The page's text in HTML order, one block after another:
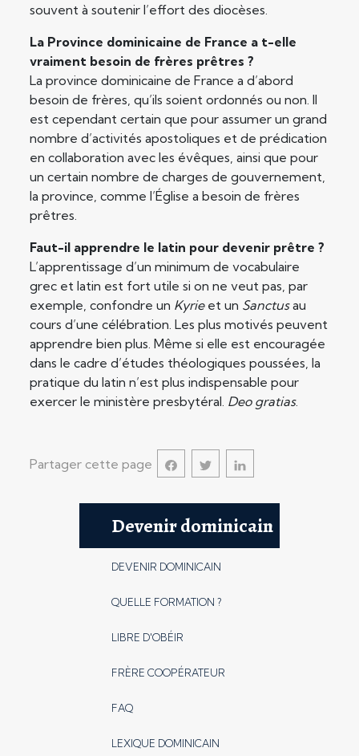
Devenir dominicain
DEVENIR DOMINICAIN
QUELLE FORMATION ?
LIBRE D'OBÉIR
FRÈRE COOPÉRATEUR
FAQ
LEXIQUE DOMINICAIN
souvent à soutenir l’effort des diocèses.
La Province dominicaine de France a t-elle
vraiment besoin de frères prêtres ?
La province dominicaine de France a d’abord
besoin de frères, qu’ils soient ordonnés ou non. Il
est cependant certain que pour assumer un grand
nombre d’activités apostoliques et de prédication
en collaboration avec les évêques, ainsi que pour
un certain nombre de charges de gouvernement,
la province, comme l’Église a besoin de frères
prêtres.
Faut-il apprendre le latin pour devenir prêtre ?
L’apprentissage d’un minimum de vocabulaire
grec et latin est fort utile si on ne veut pas, par
exemple, confondre un Kyrieet un Sanctusau
cours d’une célébration. Les plus motivés peuvent
apprendre bien plus. Même si elle est encouragée
dans le cadre d’études théologiques poussées, la
pratique du latin n’est plus indispensable pour
exercer le ministère presbytéral. Deo gratias.
Partager cette page